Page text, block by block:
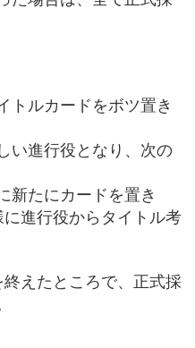
トルカードをボツ置き
い進行役となり、次の
新たにカードを置き
に進行役からタイトル考
えたところで、正式採